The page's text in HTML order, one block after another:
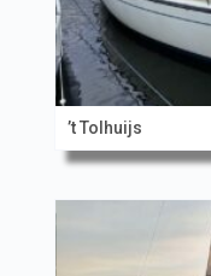
’t Tolhuijs